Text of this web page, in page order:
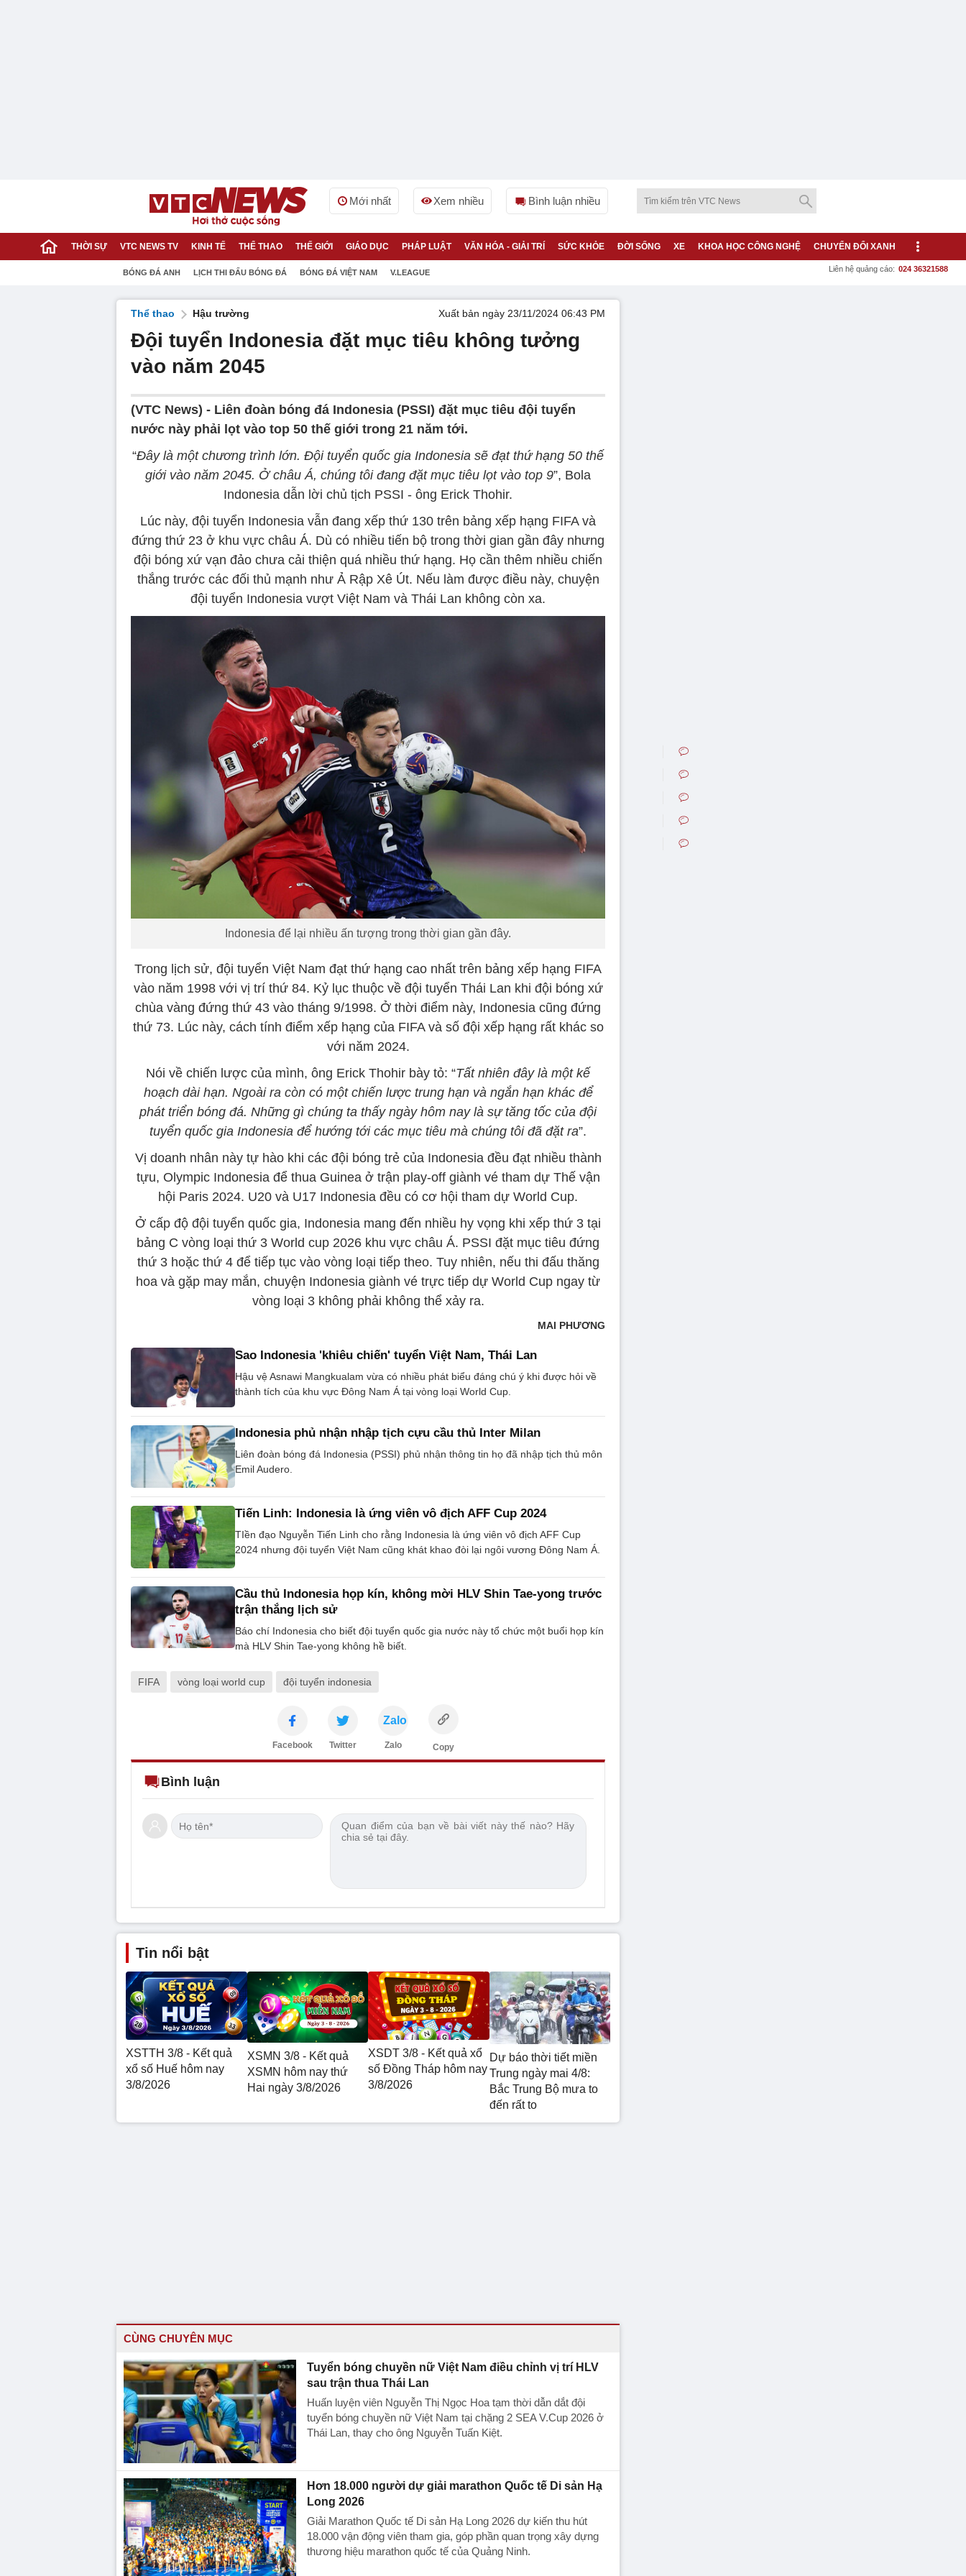
Mới nhất Xem nhiều Bình luận nhiều
THỜI SỰ VTC NEWS TV KINH TẾ THỂ THAO THẾ GIỚI GIÁO DỤC PHÁP LUẬT VĂN HÓA - GIẢI TRÍ SỨC KHỎE ĐỜI SỐNG XE KHOA HỌC CÔNG NGHỆ CHUYỂN ĐỔI XANH
BÓNG ĐÁ ANH LỊCH THI ĐẤU BÓNG ĐÁ BÓNG ĐÁ VIỆT NAM V.LEAGUE Liên hệ quảng cáo: 024 36321588
Thể thao Hậu trường Xuất bản ngày 23/11/2024 06:43 PM
Đội tuyển Indonesia đặt mục tiêu không tưởng
vào năm 2045
(VTC News) - Liên đoàn bóng đá Indonesia (PSSI) đặt mục tiêu đội tuyển
nước này phải lọt vào top 50 thế giới trong 21 năm tới.
“Đây là một chương trình lớn. Đội tuyển quốc gia Indonesia sẽ đạt thứ hạng 50 thế
giới vào năm 2045. Ở châu Á, chúng tôi đang đặt mục tiêu lọt vào top 9”, Bola
Indonesia dẫn lời chủ tịch PSSI - ông Erick Thohir.
Lúc này, đội tuyển Indonesia vẫn đang xếp thứ 130 trên bảng xếp hạng FIFA và
đứng thứ 23 ở khu vực châu Á. Dù có nhiều tiến bộ trong thời gian gần đây nhưng
đội bóng xứ vạn đảo chưa cải thiện quá nhiều thứ hạng. Họ cần thêm nhiều chiến
thắng trước các đối thủ mạnh như Ả Rập Xê Út. Nếu làm được điều này, chuyện
đội tuyển Indonesia vượt Việt Nam và Thái Lan không còn xa.
Indonesia để lại nhiều ấn tượng trong thời gian gần đây.
Trong lịch sử, đội tuyển Việt Nam đạt thứ hạng cao nhất trên bảng xếp hạng FIFA
vào năm 1998 với vị trí thứ 84. Kỷ lục thuộc về đội tuyển Thái Lan khi đội bóng xứ
chùa vàng đứng thứ 43 vào tháng 9/1998. Ở thời điểm này, Indonesia cũng đứng
thứ 73. Lúc này, cách tính điểm xếp hạng của FIFA và số đội xếp hạng rất khác so
với năm 2024.
Nói về chiến lược của mình, ông Erick Thohir bày tỏ: “Tất nhiên đây là một kế
hoạch dài hạn. Ngoài ra còn có một chiến lược trung hạn và ngắn hạn khác để
phát triển bóng đá. Những gì chúng ta thấy ngày hôm nay là sự tăng tốc của đội
tuyển quốc gia Indonesia để hướng tới các mục tiêu mà chúng tôi đã đặt ra”.
Vị doanh nhân này tự hào khi các đội bóng trẻ của Indonesia đều đạt nhiều thành
tựu, Olympic Indonesia để thua Guinea ở trận play-off giành vé tham dự Thế vận
hội Paris 2024. U20 và U17 Indonesia đều có cơ hội tham dự World Cup.
Ở cấp độ đội tuyển quốc gia, Indonesia mang đến nhiều hy vọng khi xếp thứ 3 tại
bảng C vòng loại thứ 3 World cup 2026 khu vực châu Á. PSSI đặt mục tiêu đứng
thứ 3 hoặc thứ 4 để tiếp tục vào vòng loại tiếp theo. Tuy nhiên, nếu thi đấu thăng
hoa và gặp may mắn, chuyện Indonesia giành vé trực tiếp dự World Cup ngay từ
vòng loại 3 không phải không thể xảy ra.
MAI PHƯƠNG
Sao Indonesia 'khiêu chiến' tuyển Việt Nam, Thái Lan
Hậu vệ Asnawi Mangkualam vừa có nhiều phát biểu đáng chú ý khi được hỏi về
thành tích của khu vực Đông Nam Á tại vòng loại World Cup.
Indonesia phủ nhận nhập tịch cựu cầu thủ Inter Milan
Liên đoàn bóng đá Indonesia (PSSI) phủ nhận thông tin họ đã nhập tịch thủ môn
Emil Audero.
Tiến Linh: Indonesia là ứng viên vô địch AFF Cup 2024
TIền đạo Nguyễn Tiến Linh cho rằng Indonesia là ứng viên vô địch AFF Cup
2024 nhưng đội tuyển Việt Nam cũng khát khao đòi lại ngôi vương Đông Nam Á.
Cầu thủ Indonesia họp kín, không mời HLV Shin Tae-yong trước
trận thắng lịch sử
Báo chí Indonesia cho biết đội tuyển quốc gia nước này tổ chức một buổi họp kín
mà HLV Shin Tae-yong không hề biết.
FIFA vòng loại world cup đội tuyển indonesia
Facebook Twitter
Zalo
Zalo Copy
Bình luận
Tin nổi bật
XSTTH 3/8 - Kết quả
xổ số Huế hôm nay
3/8/2026
XSMN 3/8 - Kết quả
XSMN hôm nay thứ
Hai ngày 3/8/2026
XSDT 3/8 - Kết quả xổ
số Đồng Tháp hôm nay
3/8/2026
Dự báo thời tiết miền
Trung ngày mai 4/8:
Bắc Trung Bộ mưa to
đến rất to
CÙNG CHUYÊN MỤC
Tuyển bóng chuyền nữ Việt Nam điều chỉnh vị trí HLV
sau trận thua Thái Lan
Huấn luyện viên Nguyễn Thị Ngọc Hoa tạm thời dẫn dắt đội
tuyển bóng chuyền nữ Việt Nam tại chặng 2 SEA V.Cup 2026 ở
Thái Lan, thay cho ông Nguyễn Tuấn Kiệt.
Hơn 18.000 người dự giải marathon Quốc tế Di sản Hạ
Long 2026
Giải Marathon Quốc tế Di sản Hạ Long 2026 dự kiến thu hút
18.000 vận động viên tham gia, góp phần quan trọng xây dựng
thương hiệu marathon quốc tế của Quảng Ninh.